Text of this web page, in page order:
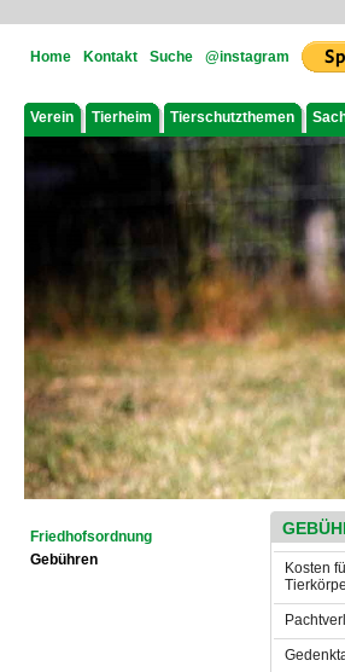
Home Kontakt Suche @instagram
Verein Tierheim Tierschutzthemen
Friedhofsordnung
Gebühren
Kosten